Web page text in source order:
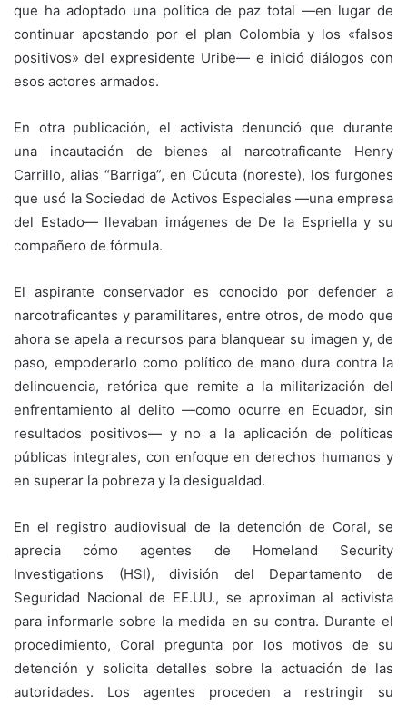
que ha adoptado una política de paz total —en lugar de
continuar apostando por el plan Colombia y los «falsos
positivos» del expresidente Uribe— e inició diálogos con
esos actores armados.
En otra publicación, el activista denunció que durante
una incautación de bienes al narcotraficante Henry
Carrillo, alias “Barriga”, en Cúcuta (noreste), los furgones
que usó la Sociedad de Activos Especiales —una empresa
del Estado— llevaban imágenes de De la Espriella y su
compañero de fórmula.
El aspirante conservador es conocido por defender a
narcotraficantes y paramilitares, entre otros, de modo que
ahora se apela a recursos para blanquear su imagen y, de
paso, empoderarlo como político de mano dura contra la
delincuencia, retórica que remite a la militarización del
enfrentamiento al delito —como ocurre en Ecuador, sin
resultados positivos— y no a la aplicación de políticas
públicas integrales, con enfoque en derechos humanos y
en superar la pobreza y la desigualdad.
En el registro audiovisual de la detención de Coral, se
aprecia cómo agentes de Homeland Security
Investigations (HSI), división del Departamento de
Seguridad Nacional de EE.UU., se aproximan al activista
para informarle sobre la medida en su contra. Durante el
procedimiento, Coral pregunta por los motivos de su
detención y solicita detalles sobre la actuación de las
autoridades. Los agentes proceden a restringir su